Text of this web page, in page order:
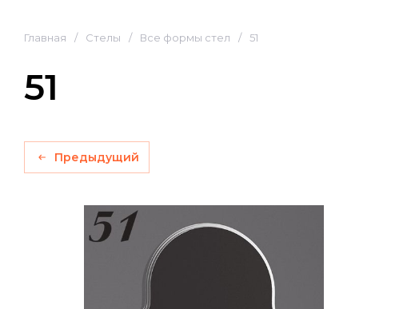
Главная / Стелы / Все формы стел / 51
51
Предыдущий